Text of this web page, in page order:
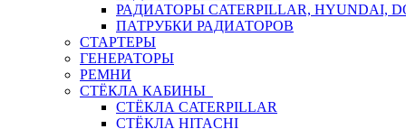
РАДИАТОРЫ CATERPILLAR, HYUNDAI,
ПАТРУБКИ РАДИАТОРОВ
СТАРТЕРЫ
ГЕНЕРАТОРЫ
РЕМНИ
СТЁКЛА КАБИНЫ
СТЁКЛА CATERPILLAR
СТЁКЛА HITACHI